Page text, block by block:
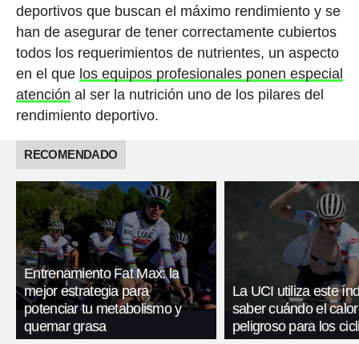
deportivos que buscan el máximo rendimiento y se
han de asegurar de tener correctamente cubiertos
todos los requerimientos de nutrientes, un aspecto
en el que los equipos profesionales ponen especial
atención al ser la nutrición uno de los pilares del
rendimiento deportivo.
RECOMENDADO
Entrenamiento Fat Max: la
mejor estrategia para
potenciar tu metabolismo y
quemar grasa
La UCI utiliza este
saber cuándo el
peligroso para los